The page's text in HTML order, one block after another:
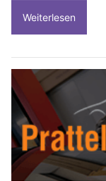
Weiterlesen